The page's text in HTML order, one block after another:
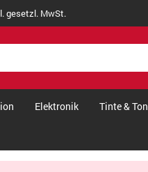
gesetzl. MwSt.
Elektronik Tinte &